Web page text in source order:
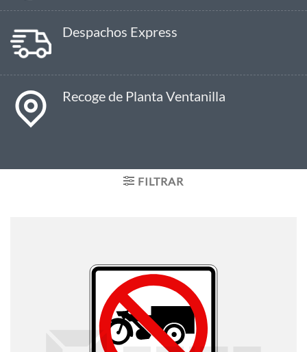
Despachos Express
Recoge de Planta Ventanilla
FILTRAR